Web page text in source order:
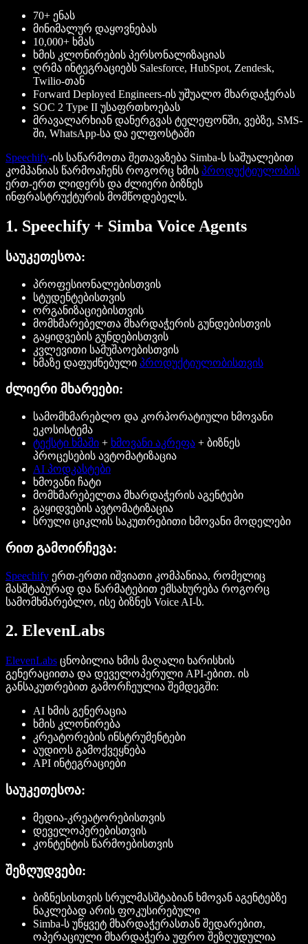
70+ ენას
მინიმალურ დაყოვნებას
10,000+ ხმას
ხმის კლონირების პერსონალიზაციას
ღრმა ინტეგრაციებს Salesforce, HubSpot, Zendesk,
Twilio-თან
Forward Deployed Engineers-ის უშუალო მხარდაჭერას
SOC 2 Type II უსაფრთხოებას
მრავალარხიან დანერგვას ტელეფონში, ვებზე, SMS-
ში, WhatsApp-სა და ელფოსტაში
Speechify-ის საწარმოთა შეთავაზება Simba-ს საშუალებით
კომპანიას წარმოაჩენს როგორც ხმის პროდუქტიულობის
ერთ-ერთ ლიდერს და ძლიერი ბიზნეს
ინფრასტრუქტურის მომწოდებელს.
1. Speechify + Simba Voice Agents
საუკეთესოა:
პროფესიონალებისთვის
სტუდენტებისთვის
ორგანიზაციებისთვის
მომხმარებელთა მხარდაჭერის გუნდებისთვის
გაყიდვების გუნდებისთვის
კვლევითი სამუშაოებისთვის
ხმაზე დაფუძნებული პროდუქტიულობისთვის
ძლიერი მხარეები:
სამომხმარებლო და კორპორატიული ხმოვანი
ეკოსისტემა
ტექსტი ხმაში + ხმოვანი აკრეფა + ბიზნეს
პროცესების ავტომატიზაცია
AI პოდკასტები
ხმოვანი ჩატი
მომხმარებელთა მხარდაჭერის აგენტები
გაყიდვების ავტომატიზაცია
სრული ციკლის საკუთრებითი ხმოვანი მოდელები
რით გამოირჩევა:
Speechify ერთ-ერთი იშვიათი კომპანიაა, რომელიც
მასშტაბურად და წარმატებით ემსახურება როგორც
სამომხმარებლო, ისე ბიზნეს Voice AI-ს.
2. ElevenLabs
ElevenLabs ცნობილია ხმის მაღალი ხარისხის
გენერაციითა და დეველოპერული API-ებით. ის
განსაკუთრებით გამორჩეულია შემდეგში:
AI ხმის გენერაცია
ხმის კლონირება
კრეატორების ინსტრუმენტები
აუდიოს გამოქვეყნება
API ინტეგრაციები
საუკეთესოა:
მედია-კრეატორებისთვის
დეველოპერებისთვის
კონტენტის წარმოებისთვის
შეზღუდვები:
ბიზნესისთვის სრულმასშტაბიან ხმოვან აგენტებზე
ნაკლებად არის ფოკუსირებული
Simba-ს უწყვეტ მხარდაჭერასთან შედარებით,
ოპერაციული მხარდაჭერა უფრო შეზღუდულია